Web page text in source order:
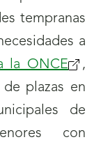
tempranas
a
la ONCE(se,
plazas en
de
con